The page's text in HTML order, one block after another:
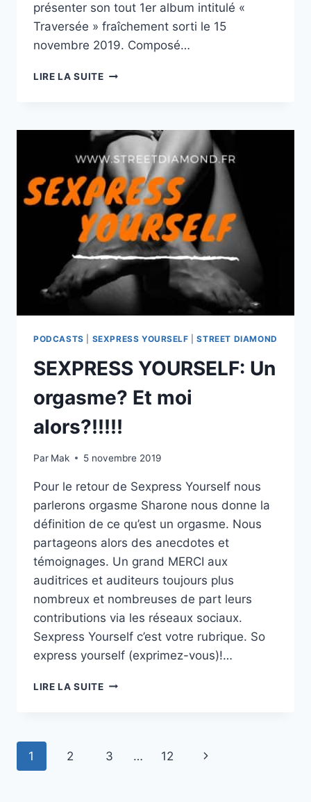
présenter son tout 1er album intitulé «
Traversée » fraîchement sorti le 15
novembre 2019. Composé…
LIRE LA SUITE«
QUAND
LE
CRÉOLE
NOUS
VIENT
DES
TRIPES
?
»
:
KÖRINN
NOUS
PRÉSENTE
1ER
PODCASTS SEXPRESS YOURSELF |STREET DIAMOND
SEXPRESS YOURSELF: Un
orgasme? Et moi
alors?!!!!!
Par Mak 5 novembre 2019
Pour le retour de Sexpress Yourself nous
parlerons orgasme Sharone nous donne la
définition de ce qu’est un orgasme. Nous
partageons alors des anecdotes et
témoignages. Un grand MERCI aux
auditrices et auditeurs toujours plus
nombreux et nombreuses de part leurs
contributions via les réseaux sociaux.
Sexpress Yourself c’est votre rubrique. So
express yourself (exprimez-vous)!…
LIRE LA SUITESEXPRESS
MOI
Navigation
1 2 3 … 12
Page